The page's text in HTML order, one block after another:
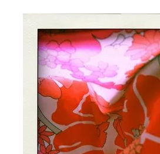
Navigation des images